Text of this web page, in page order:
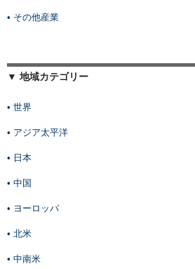
• その他産業
▼ 地域カテゴリー
• 世界
• アジア太平洋
• 日本
• 中国
• ヨーロッパ
• 北米
• 中南米